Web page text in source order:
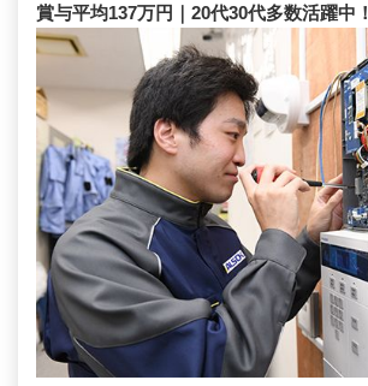
賞与平均137万円｜20代30代多数活躍中！